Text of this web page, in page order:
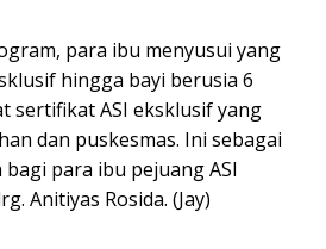
para ibu menyusui yang
hingga bayi berusia 6
sertifikat ASI eksklusif yang
dan puskesmas. Ini sebagai
para ibu pejuang ASI
Anitiyas Rosida. (Jay)